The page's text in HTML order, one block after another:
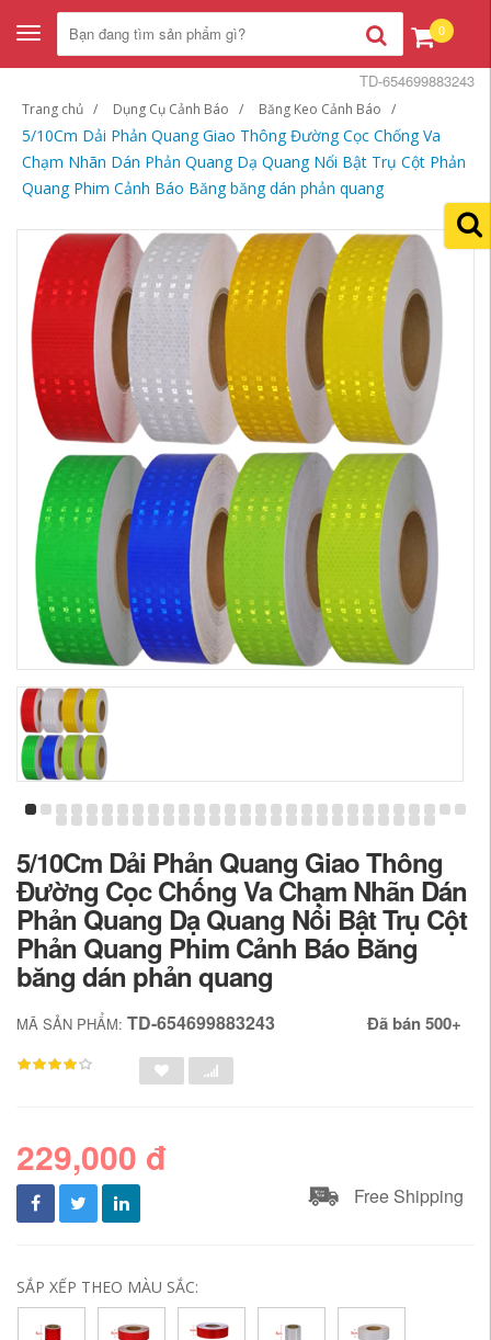
Toggle
navigation
0
Trang chủ Dụng Cụ Cảnh Báo Băng Keo Cảnh Báo
5/10Cm Dải Phản Quang Giao Thông Đường Cọc Chống Va
Chạm Nhãn Dán Phản Quang Dạ Quang Nổi Bật Trụ Cột Phản
Quang Phim Cảnh Báo Băng băng dán phản quang
TD-654699883243
5/10Cm Dải Phản Quang Giao Thông
Đường Cọc Chống Va Chạm Nhãn Dán
Phản Quang Dạ Quang Nổi Bật Trụ Cột
Phản Quang Phim Cảnh Báo Băng
băng dán phản quang
MÃ SẢN PHẨM: TD-654699883243 Đã bán 500+
229,000 đ
Free Shipping
SẮP XẾP THEO MÀU SẮC: